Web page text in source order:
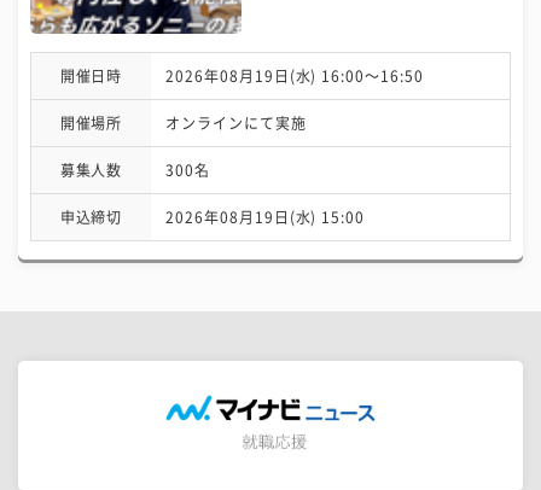
開催日時 2026年08月19日(水) 16:00〜16:50
開催場所 オンラインにて実施
募集人数 300名
申込締切 2026年08月19日(水) 15:00